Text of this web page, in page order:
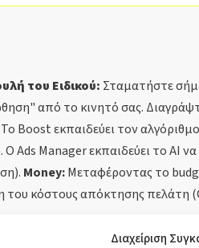
Διαχείριση
του Ειδικού: Σταματήστε
από το κινητό σας.
Boost εκπαιδεύει τον
Ο Ads Manager εκπαιδεύει το AI
Money:Μεταφέροντας το
του κόστους απόκτησης πελάτη